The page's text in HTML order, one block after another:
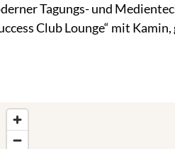
Tagungs- und
Club Lounge“ mit